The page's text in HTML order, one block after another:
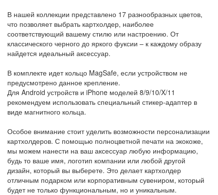
В нашей коллекции представлено 17 разнообразных цветов,
что позволяет выбрать картхолдер, наиболее
соответствующий вашему стилю или настроению. От
классического черного до яркого фуксии – к каждому образу
найдется идеальный аксессуар.
В комплекте идет кольцо MagSafe, если устройством не
предусмотрено данное крепление.
Для Android устройств и iPhone моделей 8/9/10/X/11
рекомендуем использовать специальный стикер-адаптер в
виде магнитного кольца.
Особое внимание стоит уделить возможности персонализации
картхолдеров. С помощью полноцветной печати на экокоже,
мы можем нанести на ваш аксессуар любую информацию,
будь то ваше имя, логотип компании или любой другой
дизайн, который вы выберете. Это делает картхолдер
отличным подарком или корпоративным сувениром, который
будет не только функциональным, но и уникальным.